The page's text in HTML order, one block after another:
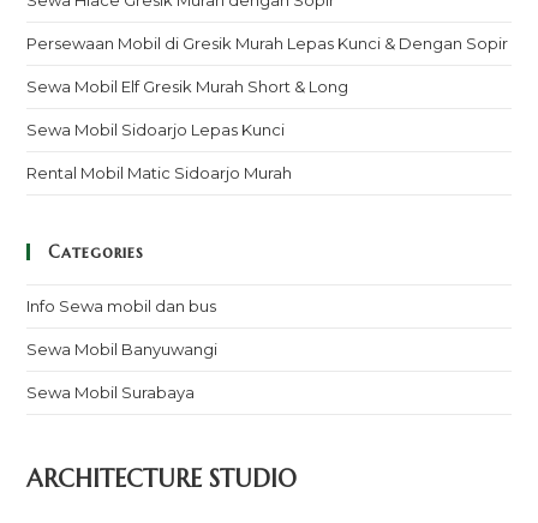
Persewaan Mobil di Gresik Murah Lepas Kunci & Dengan Sopir
Sewa Mobil Elf Gresik Murah Short & Long
Sewa Mobil Sidoarjo Lepas Kunci
Rental Mobil Matic Sidoarjo Murah
Categories
Info Sewa mobil dan bus
Sewa Mobil Banyuwangi
Sewa Mobil Surabaya
ARCHITECTURE STUDIO